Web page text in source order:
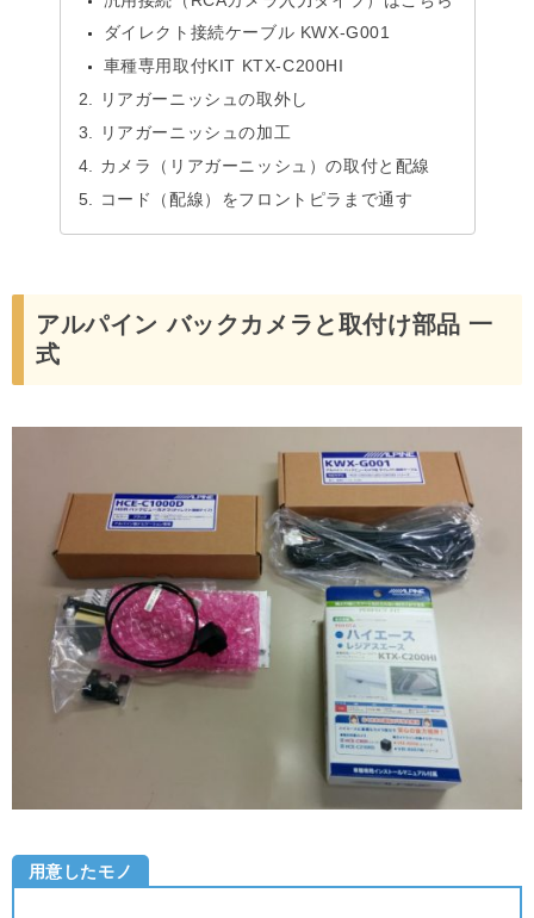
ダイレクト接続ケーブル KWX-G001
車種専用取付KIT KTX-C200HI
リアガーニッシュの取外し
リアガーニッシュの加工
カメラ（リアガーニッシュ）の取付と配線
コード（配線）をフロントピラまで通す
アルパイン バックカメラと取付け部品 一
式
用意したモノ